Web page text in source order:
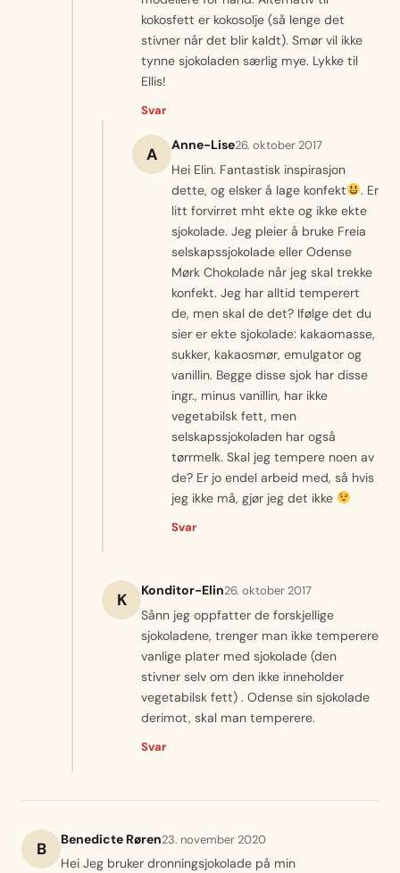
kokosfett er kokosolje (så lenge det
stivner når det blir kaldt). Smør vil ikke
tynne sjokoladen særlig mye. Lykke til
Ellis!
Svar
A Anne-Lise26. oktober 2017
Hei Elin. Fantastisk inspirasjon
dette, og elsker å lage konfekt
. Er
litt forvirret mht ekte og ikke ekte
sjokolade. Jeg pleier å bruke Freia
selskapssjokolade eller Odense
Mørk Chokolade når jeg skal trekke
konfekt. Jeg har alltid temperert
de, men skal de det? Ifølge det du
sier er ekte sjokolade: kakaomasse,
sukker, kakaosmør, emulgator og
vanillin. Begge disse sjok har disse
ingr., minus vanillin, har ikke
vegetabilsk fett, men
selskapssjokoladen har også
tørrmelk. Skal jeg tempere noen av
de? Er jo endel arbeid med, så hvis
jeg ikke må, gjør jeg det ikke
Svar
K Konditor-Elin26. oktober 2017
Sånn jeg oppfatter de forskjellige
sjokoladene, trenger man ikke temperere
vanlige plater med sjokolade (den
stivner selv om den ikke inneholder
vegetabilsk fett) . Odense sin sjokolade
derimot, skal man temperere.
Svar
B Benedicte Røren23. november 2020
Hei Jeg bruker dronningsjokolade på min